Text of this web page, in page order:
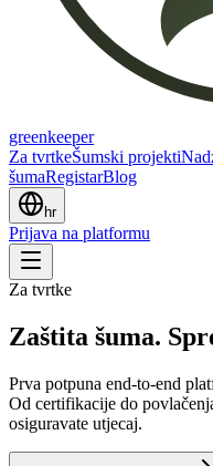
greenkeeper
Za tvrtkeŠumski projekti
šumaRegistarBlog
hr
Prijava na platformu
Za tvrtke
Zaštita šuma.
Prva potpuna end-to-end
Od certifikacije do
osiguravate utjecaj.